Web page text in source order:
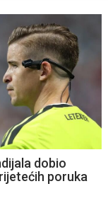
dobio
poruka